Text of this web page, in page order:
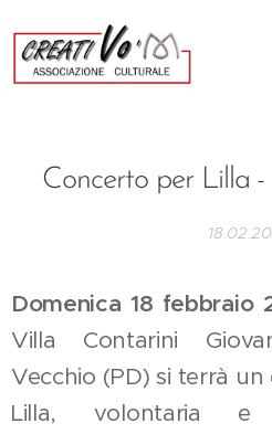
Concerto per Lilla -
Domenica 18 febbraio
Villa Contarini
Vecchio (PD) si terrà
Lilla, volontaria e